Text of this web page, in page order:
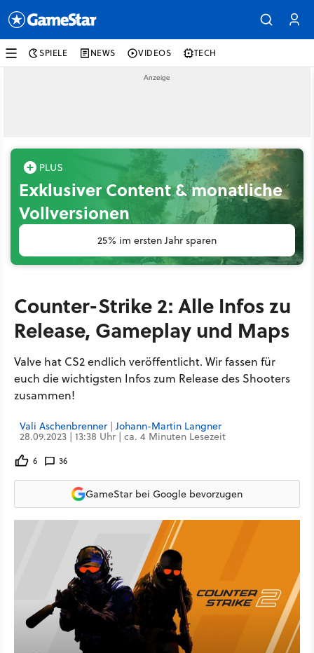
SPIELE NEWS VIDEOS TECH
Exklusiver Content & monatliche
Vollversionen
25% im ersten Jahr sparen
Counter-Strike 2: Alle Infos zu
Release, Gameplay und Maps
Valve hat CS2 endlich veröffentlicht. Wir fassen für
euch die wichtigsten Infos zum Release des Shooters
zusammen!
Vali Aschenbrenner | Johann-Martin Langner
28.09.2023 | 13:38 Uhr | ca. 4 Minuten Lesezeit
6 36
GameStar bei Google bevorzugen